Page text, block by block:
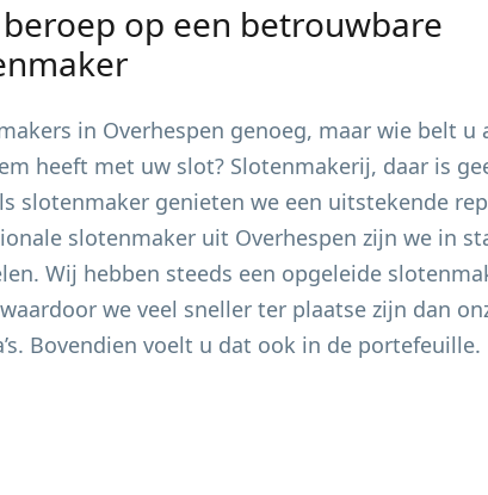
op een betrouwbare
in Overhespen genoeg, maar wie belt u
heeft met uw slot? Slotenmakerij, daar is
slotenmaker genieten we een uitstekende
slotenmaker uit Overhespen zijn we in
Wij hebben steeds een opgeleide
we veel sneller ter plaatse zijn dan
Bovendien voelt u dat ook in de portefeuille.